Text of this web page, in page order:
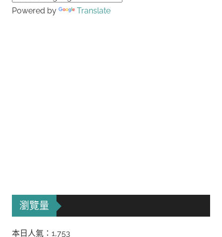
Powered by Translate
瀏覽量
本日人氣：1,753